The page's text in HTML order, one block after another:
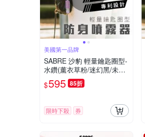
美國第一品牌
SABRE 沙豹 輕量鑰匙圈型-
水鑽(薰衣草粉/迷幻黑/未來
白/活力粉紅/薄荷青)-快
$595 85折
限時下殺 券